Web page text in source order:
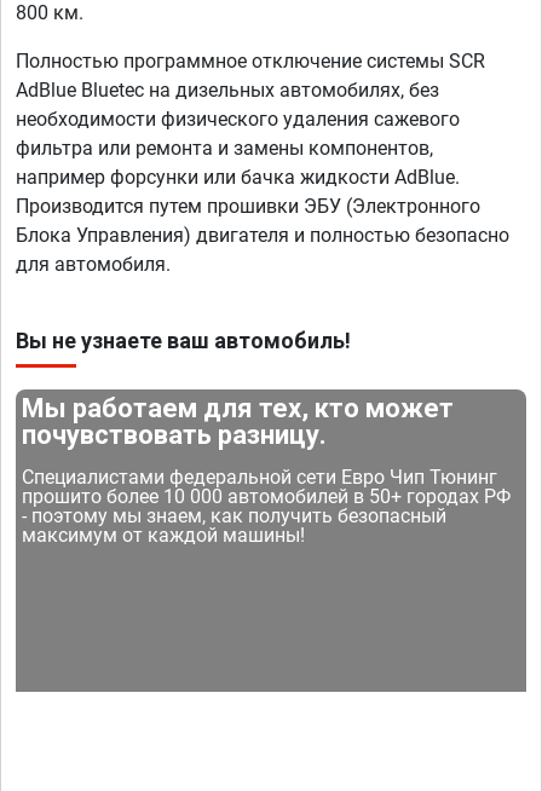
800 км.
Полностью программное отключение системы SCR
AdBlue Bluetec на дизельных автомобилях, без
необходимости физического удаления сажевого
фильтра или ремонта и замены компонентов,
например форсунки или бачка жидкости AdBlue.
Производится путем прошивки ЭБУ (Электронного
Блока Управления) двигателя и полностью безопасно
для автомобиля.
Вы не узнаете ваш автомобиль!
Мы работаем для тех, кто может
почувствовать разницу.
Специалистами федеральной сети Евро Чип Тюнинг
прошито более 10 000 автомобилей в 50+ городах РФ
- поэтому мы знаем, как получить безопасный
максимум от каждой машины!